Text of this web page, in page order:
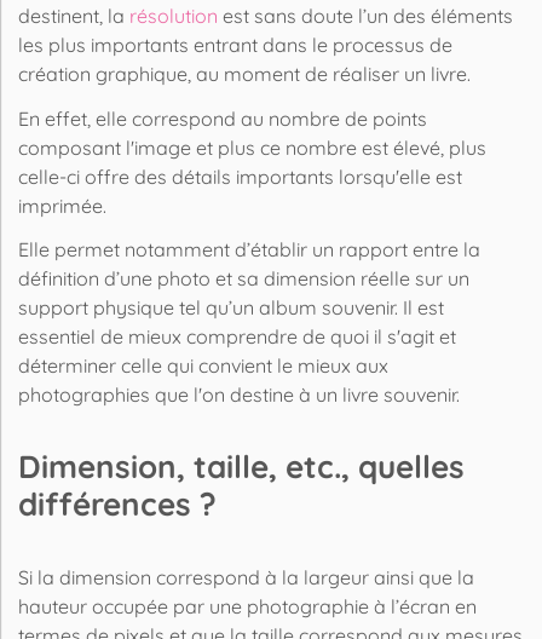
destinent, la résolution est sans doute l’un des éléments
les plus importants entrant dans le processus de
création graphique, au moment de réaliser un livre.
En effet, elle correspond au nombre de points
composant l'image et plus ce nombre est élevé, plus
celle-ci offre des détails importants lorsqu'elle est
imprimée.
Elle permet notamment d’établir un rapport entre la
définition d’une photo et sa dimension réelle sur un
support physique tel qu’un album souvenir. Il est
essentiel de mieux comprendre de quoi il s'agit et
déterminer celle qui convient le mieux aux
photographies que l'on destine à un livre souvenir.
Dimension, taille, etc., quelles
différences ?
Si la dimension correspond à la largeur ainsi que la
hauteur occupée par une photographie à l’écran en